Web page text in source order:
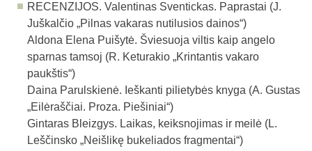
RECENZIJOS. Valentinas Sventickas. Paprastai (J.
Juškalčio „Pilnas vakaras nutilusios dainos“)
Aldona Elena Puišytė. Šviesuoja viltis kaip angelo
sparnas tamsoj (R. Keturakio „Krintantis vakaro
paukštis“)
Daina Parulskienė. Ieškanti pilietybės knyga (A. Gustas
„Eilėraščiai. Proza. Piešiniai“)
Gintaras Bleizgys. Laikas, keiksnojimas ir meilė (L.
Leščinsko „Neišlikę bukeliados fragmentai“)